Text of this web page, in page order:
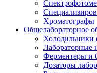
Хроматографы
Общелабораторное
Холодильники
Лабораторные
Ферментеры и
Дозаторы